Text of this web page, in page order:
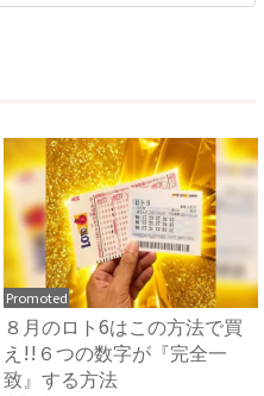
Promoted
８月のロト6はこの方法で買
え!!６つの数字が『完全一
致』する方法